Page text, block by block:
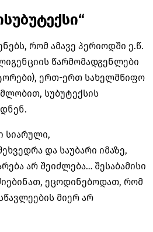
რომ ამავე პერიოდში ე.წ.
წარმომადგენლები
ერთ-ერთ სახელმწიფო
სუბუტექსის
სიარული,
და საუბარი იმაზე,
არ შეიძლება… შესაბამისი
ეცოდინებოდათ, რომ
მიერ არ